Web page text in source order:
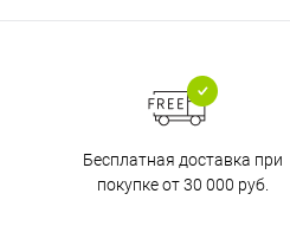
Бесплатная доставка при
покупке от 30 000 руб.